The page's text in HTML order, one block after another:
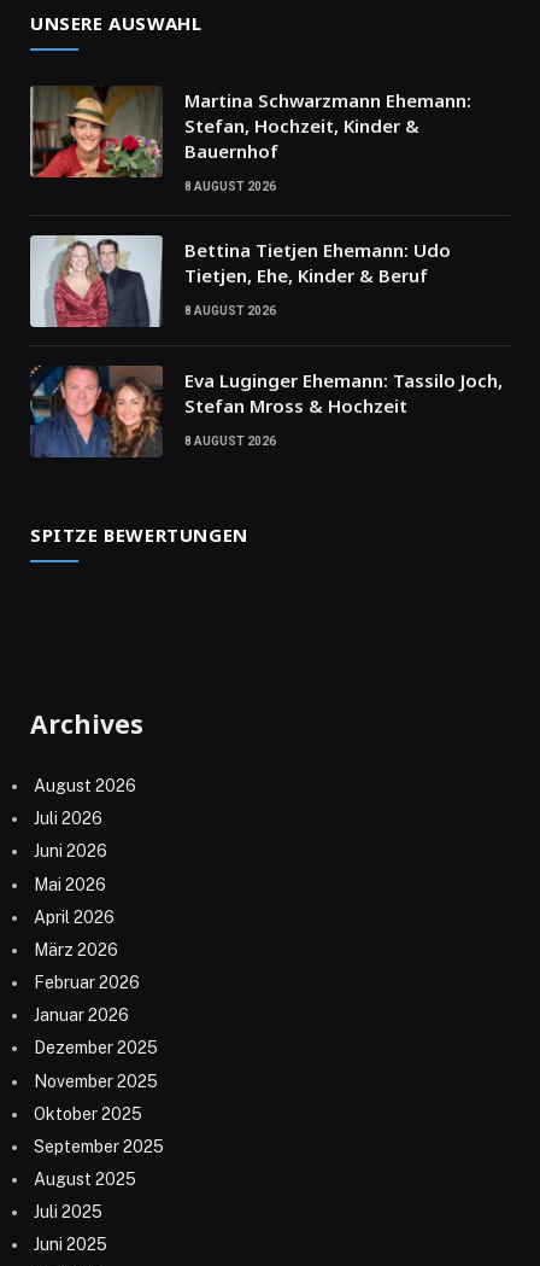
UNSERE AUSWAHL
Martina Schwarzmann Ehemann:
Stefan, Hochzeit, Kinder &
Bauernhof
8 AUGUST 2026
Bettina Tietjen Ehemann: Udo
Tietjen, Ehe, Kinder & Beruf
8 AUGUST 2026
Eva Luginger Ehemann: Tassilo Joch,
Stefan Mross & Hochzeit
8 AUGUST 2026
SPITZE BEWERTUNGEN
Archives
August 2026
Juli 2026
Juni 2026
Mai 2026
April 2026
März 2026
Februar 2026
Januar 2026
Dezember 2025
November 2025
Oktober 2025
September 2025
August 2025
Juli 2025
Juni 2025